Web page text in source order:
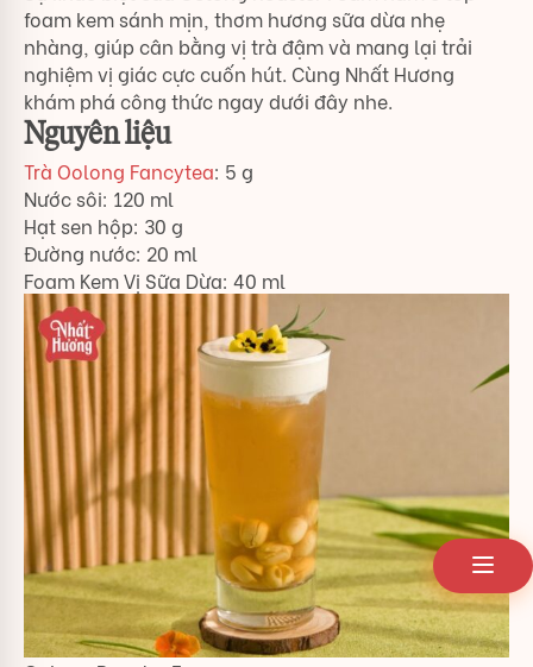
foam kem sánh mịn, thơm hương sữa dừa nhẹ
nhàng, giúp cân bằng vị trà đậm và mang lại trải
nghiệm vị giác cực cuốn hút. Cùng Nhất Hương
khám phá công thức ngay dưới đây nhe.
Nguyên liệu
Trà Oolong Fancytea: 5 g
Nước sôi: 120 ml
Hạt sen hộp: 30 g
Đường nước: 20 ml
Foam Kem Vị Sữa Dừa: 40 ml